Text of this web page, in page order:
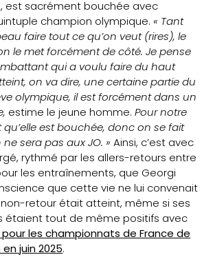
est sacrément bouchée avec
champion olympique.« Tant
faire tout ce qu’on veut (rires), le
le met forcément de côté. Je pense
qui a voulu faire du haut
on va dire, une certaine partie du
olympique, il est forcément dans un
estime le jeune homme. Pour notre
est bouchée, donc on se fait
ne sera pas aux JO. » Ainsi, c’est avec
rythmé par les allers-retours entre
les entraînements, que Georgi
que cette vie ne lui convenait
non-retour était atteint, même si ses
étaient tout de même positifs avec
les championnats de France de
juin 2025.